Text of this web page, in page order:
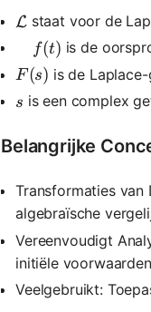
\mathcal{L}
Lstaat voor de
\quad f(t)
f(t) is de
F(s)
F(s) is de
s
s is een complex
Belangrijke
Transformaties
algebraïsche
Vereenvoudigt
initiële
Veelgebruikt: